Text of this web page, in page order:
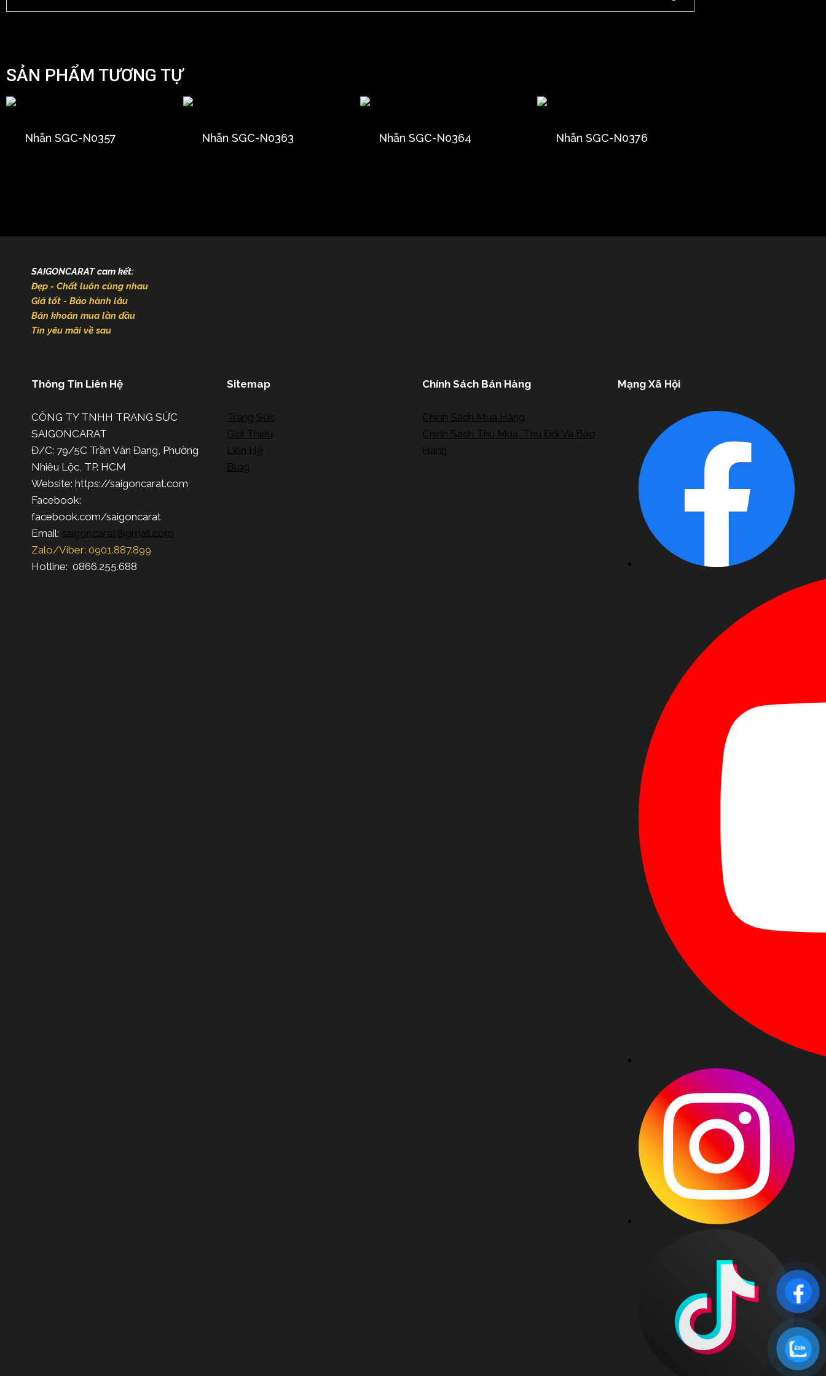
SẢN PHẨM TƯƠNG TỰ
Nhẫn SGC-N0357 Nhẫn SGC-N0363 Nhẫn SGC-N0364 Nhẫn SGC-N0376
SAIGONCARAT cam kết:
Đẹp - Chất luôn cùng nhau
Giá tốt - Bảo hành lâu
Băn khoăn mua lần đầu
Tin yêu mãi về sau
Thông Tin Liên Hệ
CÔNG TY TNHH TRANG SỨC
SAIGONCARAT
Đ/C: 79/5C Trần Văn Đang, Phường
Nhiêu Lộc, TP. HCM
Website: https://saigoncarat.com
Facebook:
facebook.com/saigoncarat
Email: saigoncarat@gmail.com
Zalo/Viber: 0901.887.899
Hotline: 0866.255.688
Sitemap
Trang Sức
Giới Thiệu
Liên Hệ
Blog
Chính Sách Bán Hàng
Chính Sách Mua Hàng
Chính Sách Thu Mua, Thu Đổi Và Bảo
Hành
Mạng Xã Hội